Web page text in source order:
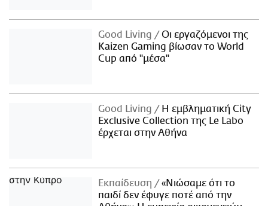
Good Living
Οι εργαζόμενοι της
Kaizen Gaming βίωσαν το World
Cup από "μέσα"
Good Living
Η εμβληματική City
Exclusive Collection της Le Labo
έρχεται στην Αθήνα
Εκπαίδευση
«Νιώσαμε ότι το
παιδί δεν έφυγε ποτέ από την